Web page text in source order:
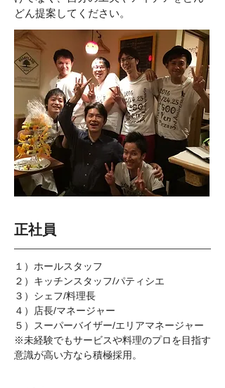
どん提案してください。
正社員
１）ホールスタッフ
２）キッチンスタッフ/パティシエ
３）シェフ/料理長
４）店長/マネージャー
５）スーパーバイザー/エリアマネージャー
※未経験でもサービスや料理のプロを目指す
意識が高い方なら積極採用。